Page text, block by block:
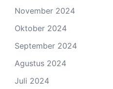
November 2024
Oktober 2024
September 2024
Agustus 2024
Juli 2024